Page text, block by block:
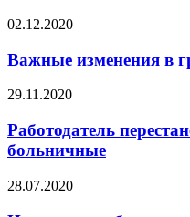
02.12.2020
Важные изменения в
29.11.2020
Работодатель
больничные
28.07.2020